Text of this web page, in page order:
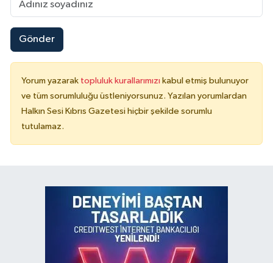
Gönder
Yorum yazarak topluluk kurallarımızı kabul etmiş bulunuyor
ve tüm sorumluluğu üstleniyorsunuz. Yazılan yorumlardan
Halkın Sesi Kıbrıs Gazetesi hiçbir şekilde sorumlu
tutulamaz.